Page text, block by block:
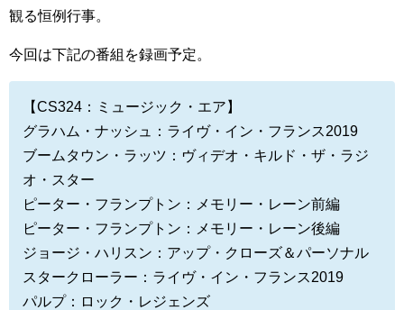
観る恒例行事。
今回は下記の番組を録画予定。
【CS324：ミュージック・エア】
グラハム・ナッシュ：ライヴ・イン・フランス2019
ブームタウン・ラッツ：ヴィデオ・キルド・ザ・ラジ
オ・スター
ピーター・フランプトン：メモリー・レーン前編
ピーター・フランプトン：メモリー・レーン後編
ジョージ・ハリスン：アップ・クローズ＆パーソナル
スタークローラー：ライヴ・イン・フランス2019
パルプ：ロック・レジェンズ